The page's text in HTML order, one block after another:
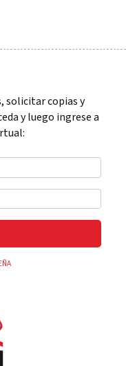
solicitar copias y
y luego ingrese a